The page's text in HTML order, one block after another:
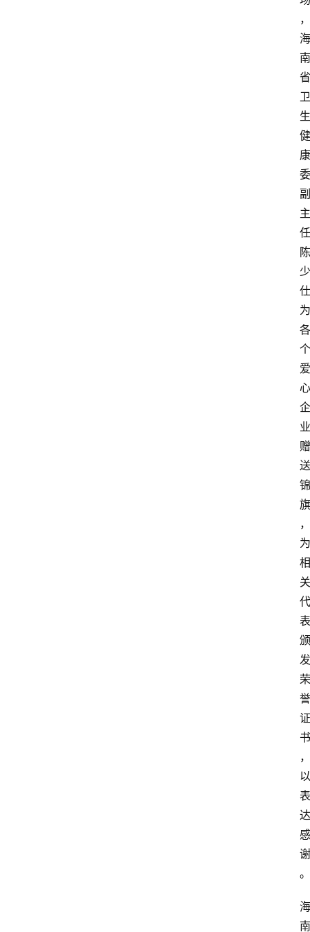
，
海
南
省
卫
生
健
康
委
副
主
任
陈
少
仕
为
各
个
爱
心
企
业
赠
送
锦
旗
，
为
相
关
代
表
颁
发
荣
誉
证
书
，
以
表
达
感
谢
。
海
南